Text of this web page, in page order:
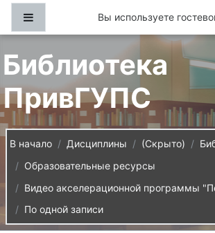
Перейти к основному содержанию
Боковая панельВы используете
Библиотека
ПривГУПС
В начало Дисциплины (Скрыто)
Образовательные ресурсы
Видео акселерационной программы
По одной записи